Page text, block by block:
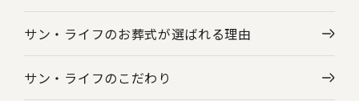
サン・ライフのお葬式が選ばれる理由
サン・ライフのこだわり